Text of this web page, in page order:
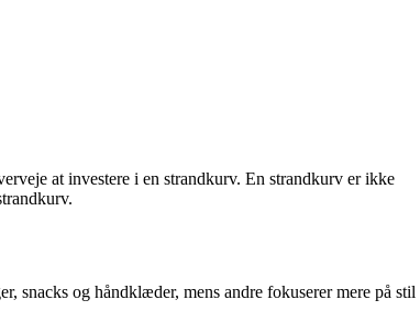
at investere i en strandkurv. En strandkurv er ikke
snacks og håndklæder, mens andre fokuserer mere på stil